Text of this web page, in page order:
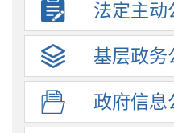
法定主动
基层政务
政府信息